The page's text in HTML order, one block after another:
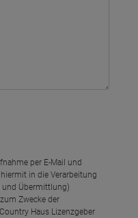
per E-Mail und
in die Verarbeitung
und Übermittlung)
Zwecke der
Haus Lizenzgeber